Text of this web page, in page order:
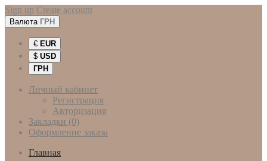
Sign up Create account
Валюта ГРН
€ EUR
$ USD
ГРН
Личный кабинет
Регистрация
Авторизация
Закладки (0)
Оформление заказа
Главная